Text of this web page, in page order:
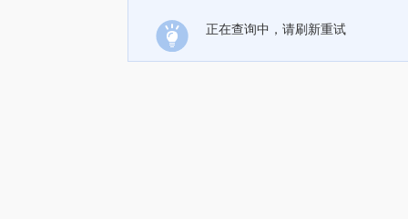
正在查询中，请刷新重试